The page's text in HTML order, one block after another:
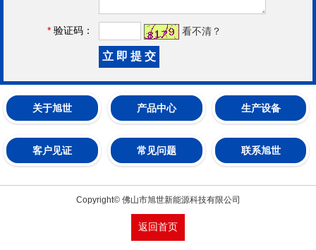
* 验证码： 看不清？
关于旭世 产品中心 生产设备
客户见证 常见问题 联系旭世
Copyright© 佛山市旭世新能源科技有限公司
返回首页